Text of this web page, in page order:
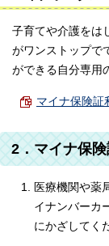
子育てや介護をは
がワンストップで
ができる自分専用
マイナ保険証
2．マイナ保
医療機関や薬
イナンバーカ
にかざしてく